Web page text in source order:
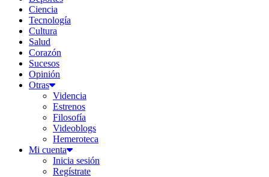
Ciencia
Tecnología
Cultura
Salud
Corazón
Sucesos
Opinión
Otras
Videncia
Estrenos
Filosofía
Videoblogs
Hemeroteca
Mi cuenta
Inicia sesión
Regístrate